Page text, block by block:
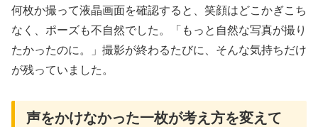
何枚か撮って液晶画面を確認すると、笑顔はどこかぎこち
なく、ポーズも不自然でした。「もっと自然な写真が撮り
たかったのに。」撮影が終わるたびに、そんな気持ちだけ
が残っていました。
声をかけなかった一枚が考え方を変えて